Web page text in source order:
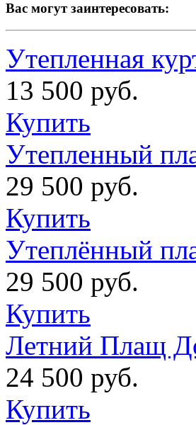
Вас могут заинтересовать:
Утепленная
13 500 руб.
Купить
Утепленный
29 500 руб.
Купить
Утеплённый
29 500 руб.
Купить
Летний Плащ
24 500 руб.
Купить